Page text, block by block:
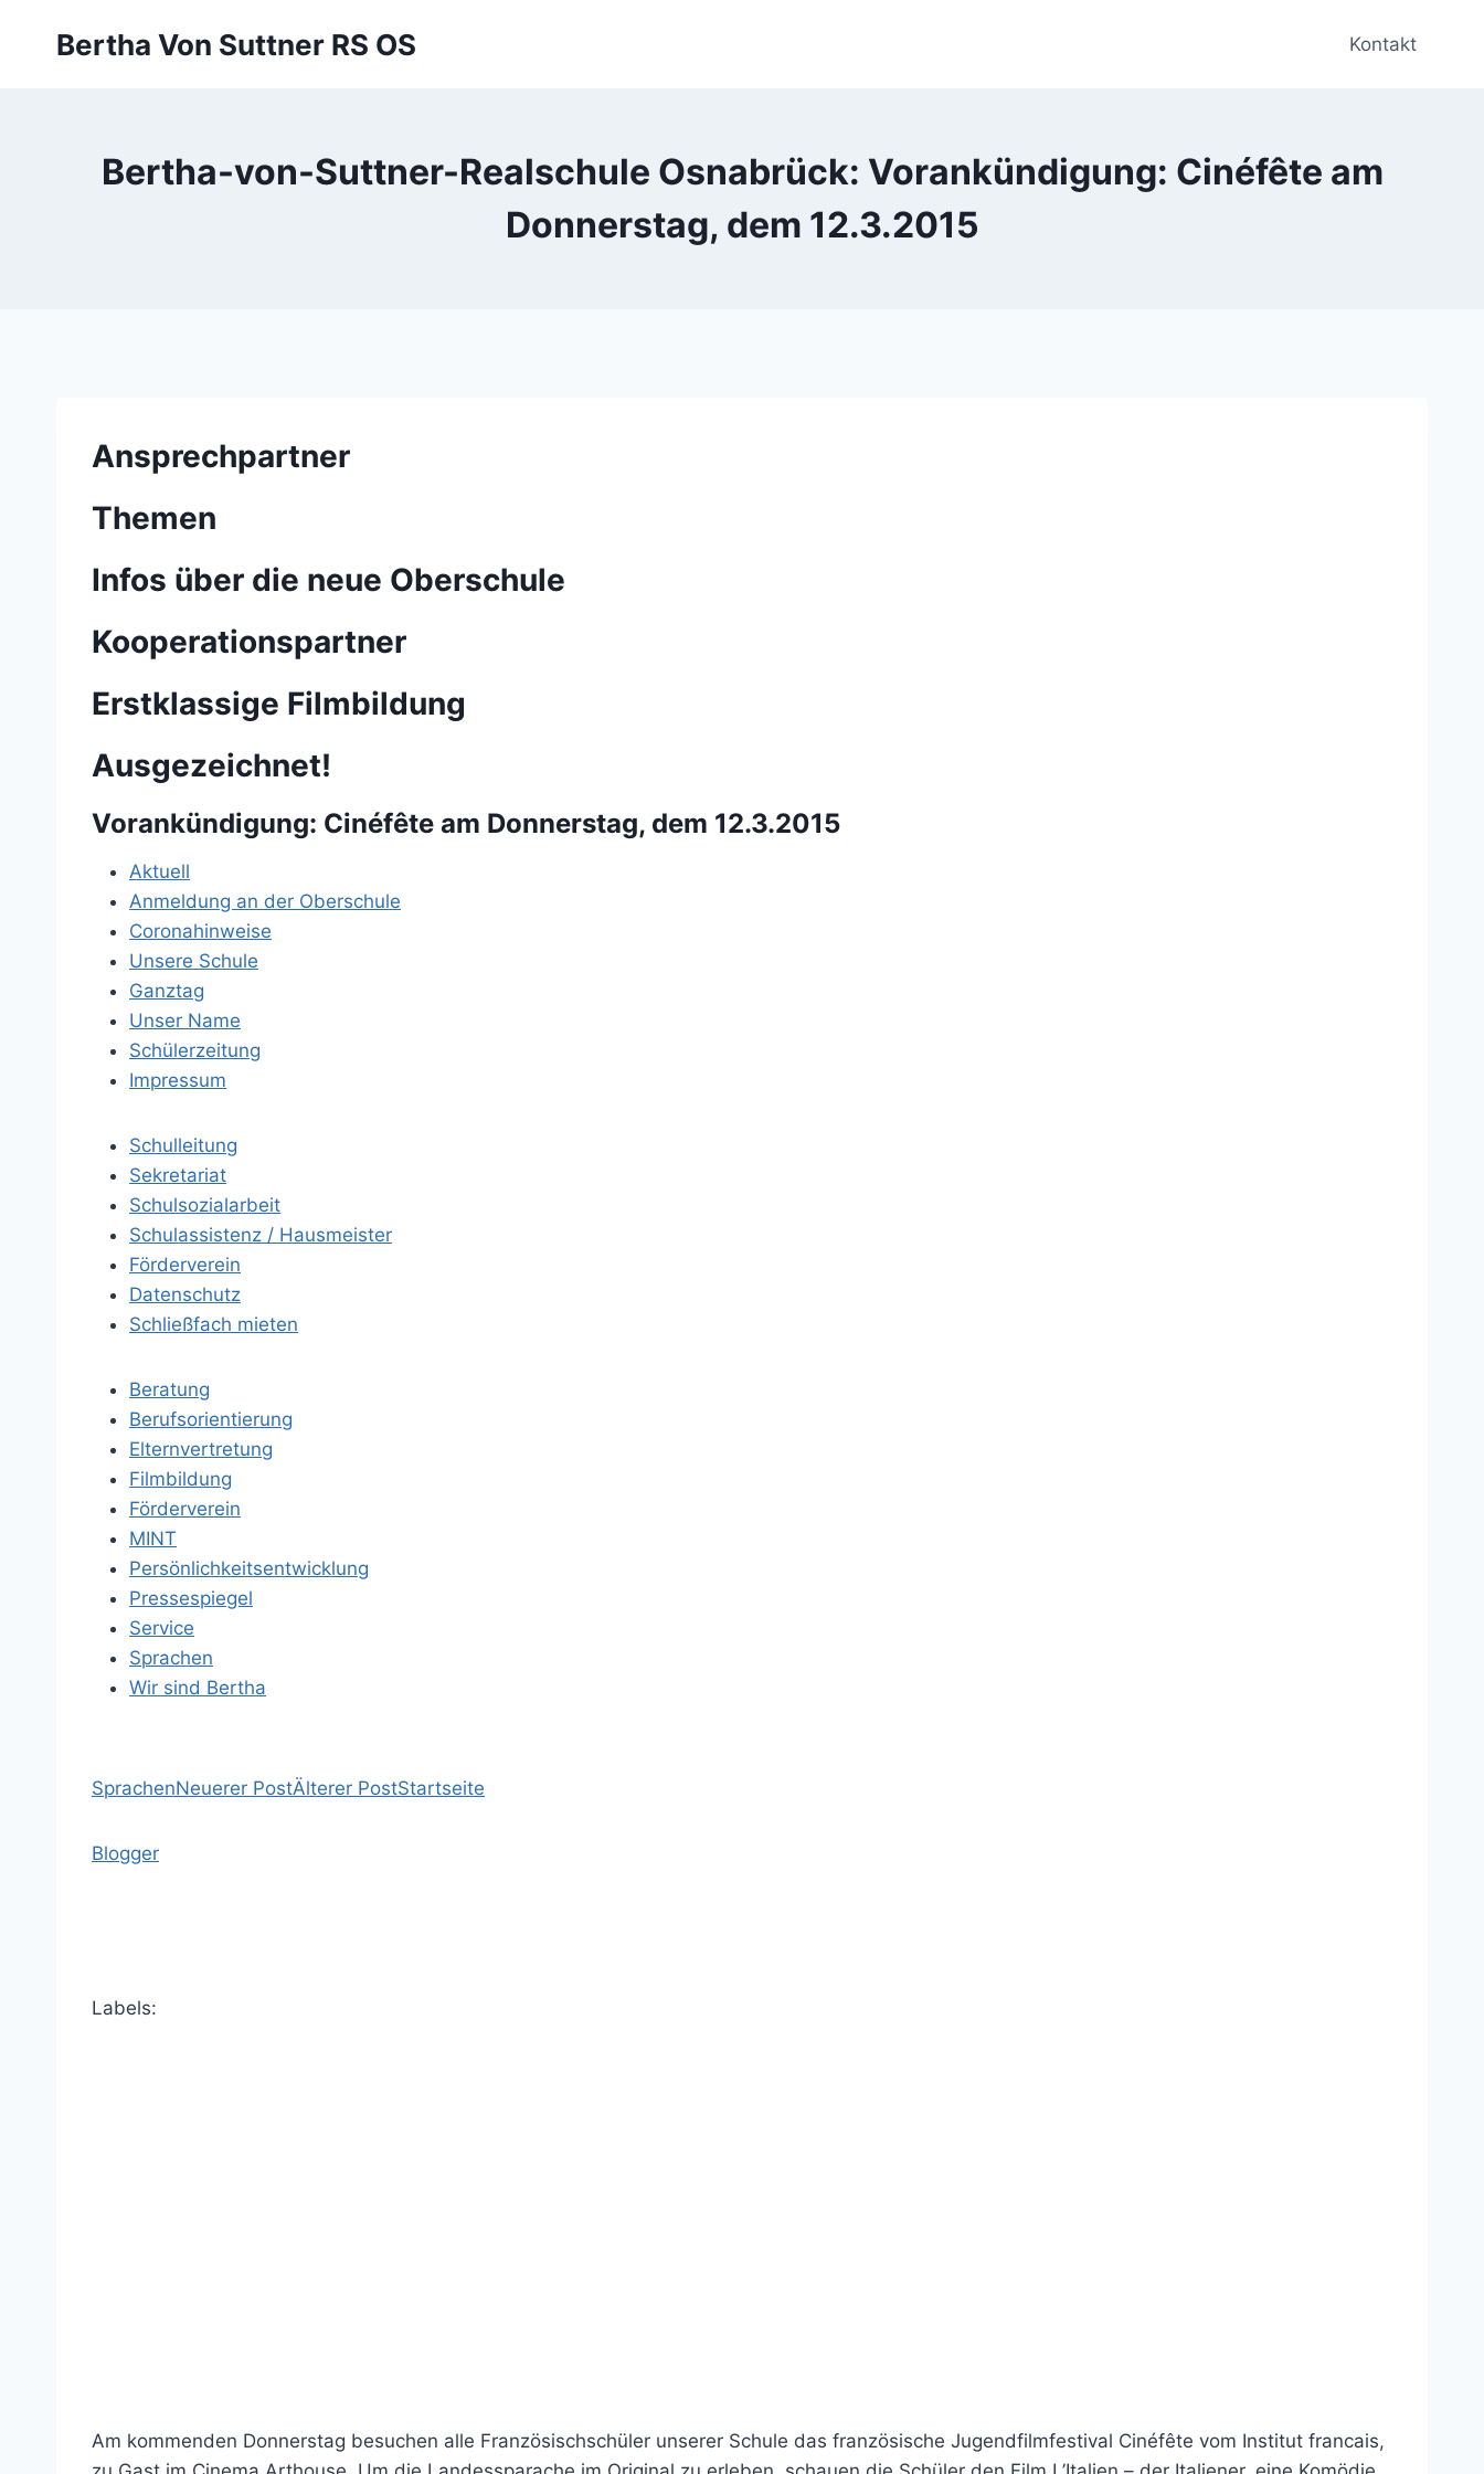
Bertha Von Suttner RS OS Kontakt
Bertha-von-Suttner-Realschule Osnabrück: Vorankündigung: Cinéfête am
Donnerstag, dem 12.3.2015
Ansprechpartner
Themen
Infos über die neue Oberschule
Kooperationspartner
Erstklassige Filmbildung
Ausgezeichnet!
Vorankündigung: Cinéfête am Donnerstag, dem 12.3.2015
Aktuell
Anmeldung an der Oberschule
Coronahinweise
Unsere Schule
Ganztag
Unser Name
Schülerzeitung
Impressum
Schulleitung
Sekretariat
Schulsozialarbeit
Schulassistenz / Hausmeister
Förderverein
Datenschutz
Schließfach mieten
Beratung
Berufsorientierung
Elternvertretung
Filmbildung
Förderverein
MINT
Persönlichkeitsentwicklung
Pressespiegel
Service
Sprachen
Wir sind Bertha
SprachenNeuerer PostÄlterer PostStartseite
Blogger
Labels:
Am kommenden Donnerstag besuchen alle Französischschüler unserer Schule das französische Jugendfilmfestival Cinéfête vom Institut francais,